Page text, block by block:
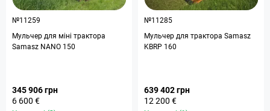
№11259
Мульчер для міні трактора
Samasz NANO 150
345 906 грн
6 600 €
№11285
Мульчер для трактора Samasz
KBRP 160
639 402 грн
12 200 €